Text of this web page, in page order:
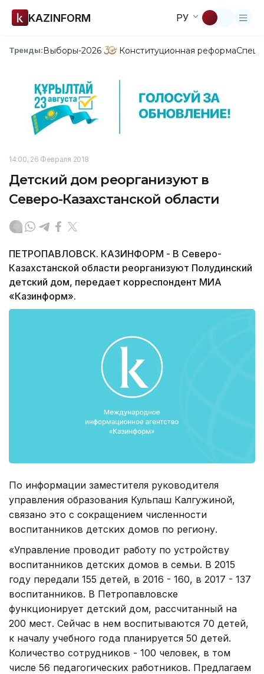
KAZINFORM РУ
Тренды:Выборы-2026 Конституционная реформа
14:00, 26 Февраля 2018
Детский дом реорганизуют в
Северо-Казахстанской области
ПЕТРОПАВЛОВСК. КАЗИНФОРМ - В Северо-
Казахстанской области реорганизуют Полудинский
детский дом, передает корреспондент МИА
«Казинформ».
По информации заместителя руководителя
управления образования Кульпаш Калгужиной,
связано это с сокращением численности
воспитанников детских домов по региону.
«Управление проводит работу по устройству
воспитанников детских домов в семьи. В 2015
году передали 155 детей, в 2016 - 160, в 2017 - 137
воспитанников. В Петропавловске
функционирует детский дом, рассчитанный на
200 мест. Сейчас в нем воспитываются 70 детей,
к началу учебного года планируется 50 детей.
Количество сотрудников - 100 человек, в том
числе 56 педагогических работников. Предлагаем